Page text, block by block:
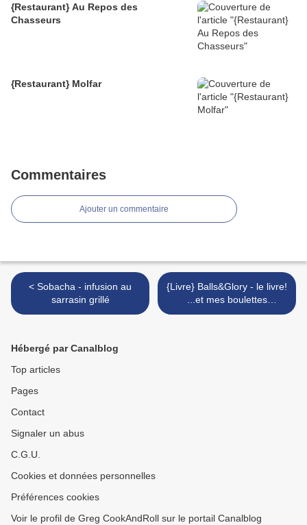
{Restaurant} Au Repos des
Chasseurs
{Restaurant} Molfar
Commentaires
Ajouter un commentaire
< Sobacha - infusion au
sarrasin grillé
{Livre} Balls&Glory - le livre!
...et mes boulettes
italiennes >
Hébergé par Canalblog
Top articles
Pages
Contact
Signaler un abus
C.G.U.
Cookies et données personnelles
Préférences cookies
Voir le profil de Greg CookAndRoll sur le portail Canalblog